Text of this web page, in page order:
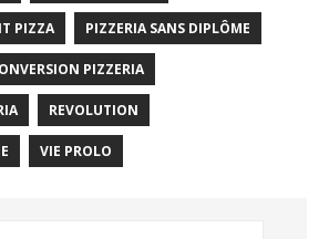
PIZZA PIZZERIA SANS DIPLÔME
PIZZERIA
REVOLUTION
VIE PROLO